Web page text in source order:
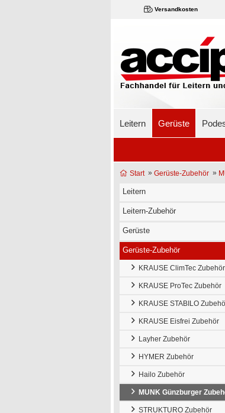
Versandkosten
Leitern Gerüste
Start» Gerüste-Zubehör »
Leitern
Leitern-Zubehör
Gerüste
Gerüste-Zubehör
KRAUSE ClimTec Zubehör
KRAUSE ProTec Zubehör
KRAUSE STABILO
KRAUSE Eisfrei Zubehör
Layher Zubehör
HYMER Zubehör
Hailo Zubehör
MUNK Günzburger
STRUKTURO Zubehör